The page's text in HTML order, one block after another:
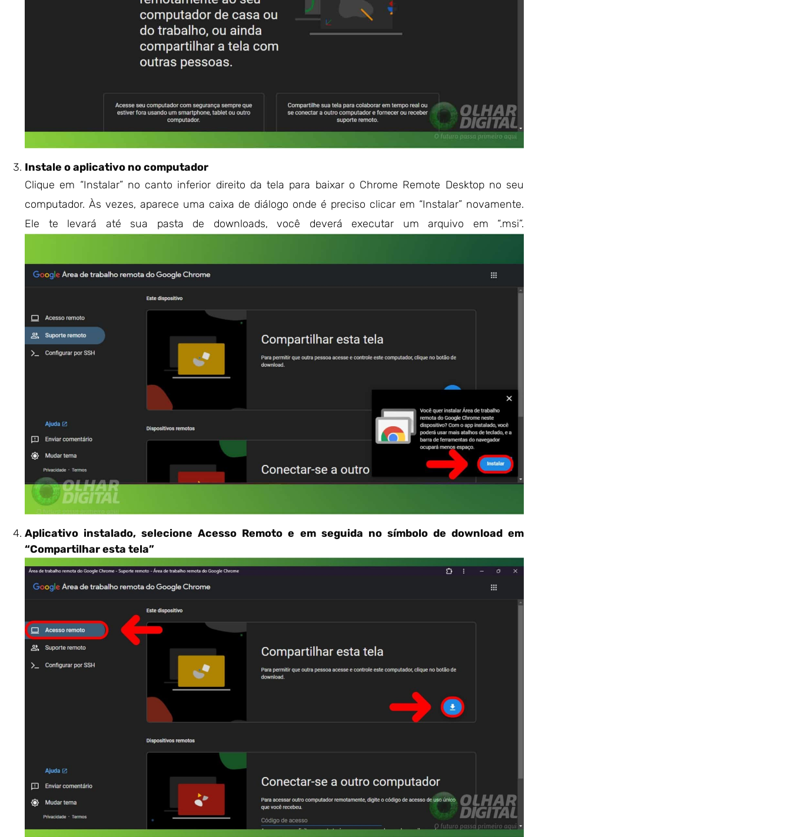
Instale o aplicativo no computador
Clique em “Instalar” no canto inferior direito da tela para baixar o Chrome Remote Desktop no seu
computador. Às vezes, aparece uma caixa de diálogo onde é preciso clicar em “Instalar” novamente.
Ele te levará até sua pasta de downloads, você deverá executar um arquivo em “.msi”.
Aplicativo instalado, selecione Acesso Remoto e em seguida no símbolo de download em
“Compartilhar esta tela”